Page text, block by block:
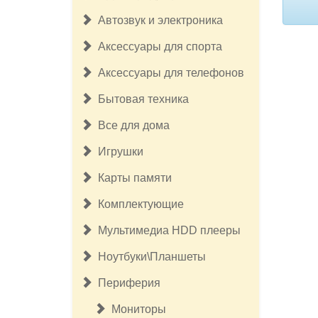
Автозвук и электроника
Аксессуары для спорта
Аксессуары для телефонов
Бытовая техника
Все для дома
Игрушки
Карты памяти
Комплектующие
Мультимедиа HDD плееры
Ноутбуки\Планшеты
Периферия
Мониторы